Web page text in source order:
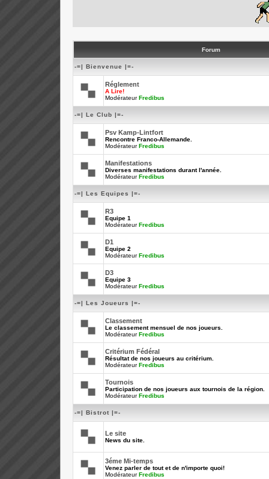
Forum
-=| Bienvenue |=-
Réglement
A Lire!
ModérateurFredibus
-=| Le Club |=-
Psv Kamp-Lintfort
Rencontre Franco-Allemande.
ModérateurFredibus
Manifestations
Diverses manifestations durant l'année.
ModérateurFredibus
-=| Les Equipes |=-
R3
Equipe 1
ModérateurFredibus
D1
Equipe 2
ModérateurFredibus
D3
Equipe 3
ModérateurFredibus
-=| Les Joueurs |=-
Classement
Le classement mensuel de nos joueurs.
ModérateurFredibus
Critérium Fédéral
Résultat de nos joueurs au critérium.
ModérateurFredibus
Tournois
Participation de nos joueurs aux tournois de la région.
ModérateurFredibus
-=| Bistrot |=-
Le site
News du site.
3éme Mi-temps
Venez parler de tout et de n'importe quoi!
ModérateurFredibus